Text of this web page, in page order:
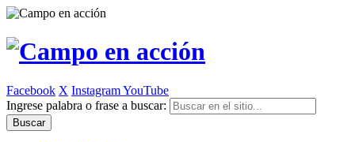
Facebook X InstagramYouTube
Ingrese palabra o frase a buscar: